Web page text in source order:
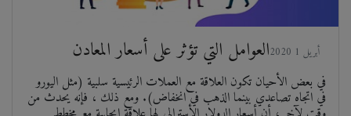
العوامل التي تؤثر على أسعار المعادن
في بعض الأحيان تكون العلاقة مع العملات الرئيسية سلبية (مثل اليورو
في اتجاه تصاعدي بينما الذهب في انخفاض). ومع ذلك ، فإنه يحدث من